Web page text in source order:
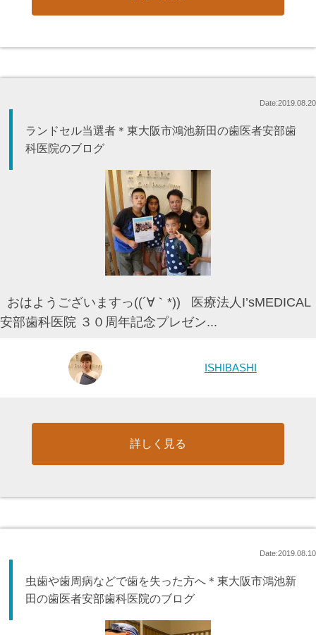
Date:2019.08.20
ランドセル当選者＊東大阪市鴻池新田の歯医者安部歯
科医院のブログ
おはようございますっ((´∀｀*)) 医療法人I’sMEDICAL
安部歯科医院 ３０周年記念プレゼン...
ISHIBASHI
詳しく見る
Date:2019.08.10
虫歯や歯周病などで歯を失った方へ＊東大阪市鴻池新
田の歯医者安部歯科医院のブログ